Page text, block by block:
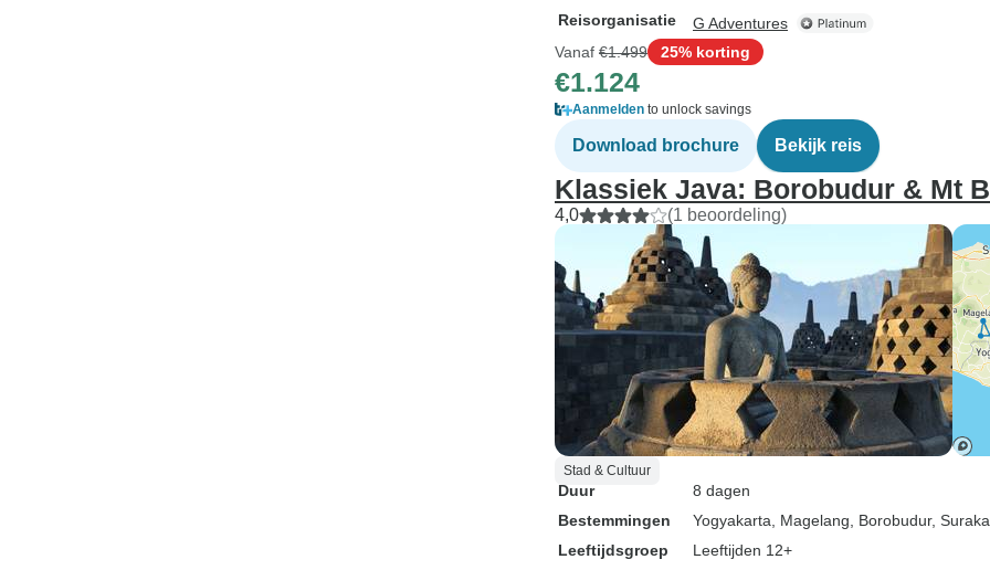
heb ik deze
gegeven,
reisschema en
Iedereen die
bezoekt zou
reisschema
opnemen. Het
toeristische
Bali, maar zo
waard vanuit
geologisch
als je een
uitbarstte.
Reisorganisatie
G Adventures
Vanaf €1.499 25% korting
€1.124
Aanmelden to unlock savings
Download brochure Bekijk reis
Klassiek Java: Borobudur & Mt
4,0 (1 beoordeling)
Stad & Cultuur
Duur
8 dagen
Bestemmingen
Yogyakarta , Magelang , Borobudur,
Leeftijdsgroep
Leeftijden 12+